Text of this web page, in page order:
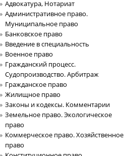
Адвокатура, Нотариат
Административное право.
Муниципальное право
Банковское право
Введение в специальность
Военное право
Гражданский процесс.
Судопроизводство. Арбитраж
Гражданское право
Жилищное право
Законы и кодексы. Комментарии
Земельное право. Экологическое
право
Коммерческое право. Хозяйственное
право